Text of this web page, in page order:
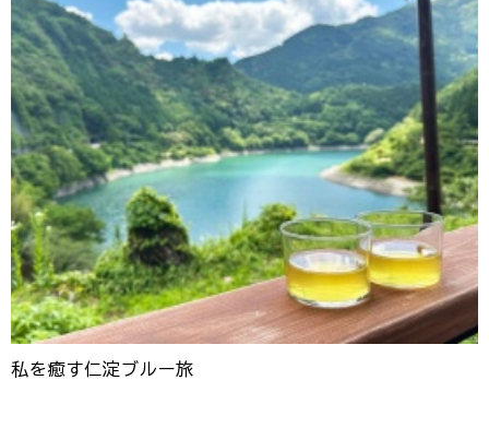
私を癒す仁淀ブルー旅